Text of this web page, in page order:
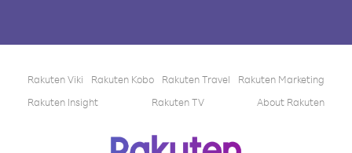
Rakuten Viki Rakuten Kobo Rakuten Travel
Rakuten Marketing
Rakuten Insight
Rakuten TV About Rakuten